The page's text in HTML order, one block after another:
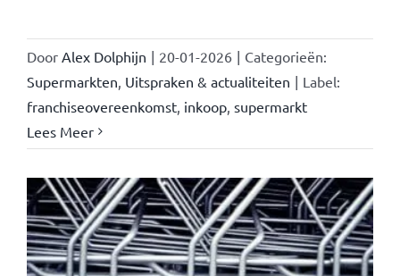
Door Alex Dolphijn | 20-01-2026 | Categorieën:
Supermarkten Uitspraken & actualiteiten | Label:
franchiseovereenkomst, inkoop, supermarkt
Lees Meer